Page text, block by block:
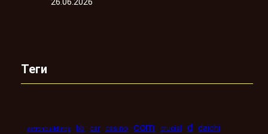
Теги
astronbuildings bb car casino com crucial d daichi